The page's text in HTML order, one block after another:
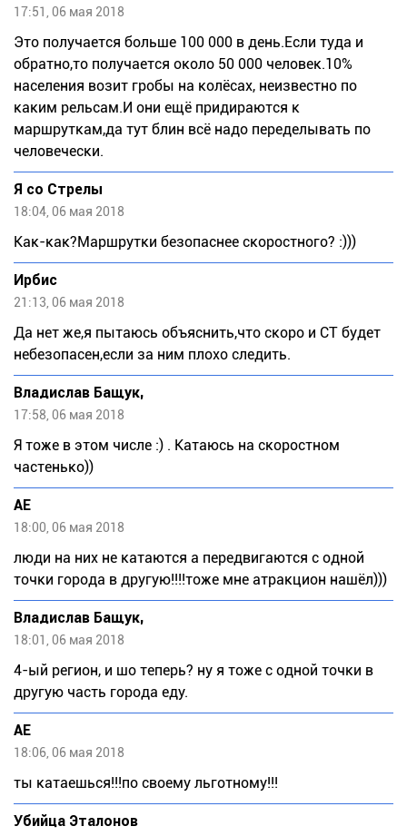
17:51, 06 мая 2018
Это получается больше 100 000 в день.Если туда и
обратно,то получается около 50 000 человек.10%
населения возит гробы на колёсах, неизвестно по
каким рельсам.И они ещё придираются к
маршруткам,да тут блин всё надо переделывать по
человечески.
Я со Стрелы
18:04, 06 мая 2018
Как-как?Маршрутки безопаснее скоростного? :)))
Ирбис
21:13, 06 мая 2018
Да нет же,я пытаюсь объяснить,что скоро и СТ будет
небезопасен,если за ним плохо следить.
Владислав Бащук,
17:58, 06 мая 2018
Я тоже в этом числе :) . Катаюсь на скоростном
частенько))
АЕ
18:00, 06 мая 2018
люди на них не катаются а передвигаются с одной
точки города в другую!!!!тоже мне атракцион нашёл)))
Владислав Бащук,
18:01, 06 мая 2018
4-ый регион, и шо теперь? ну я тоже с одной точки в
другую часть города еду.
АЕ
18:06, 06 мая 2018
ты катаешься!!!по своему льготному!!!
Убийца Эталонов